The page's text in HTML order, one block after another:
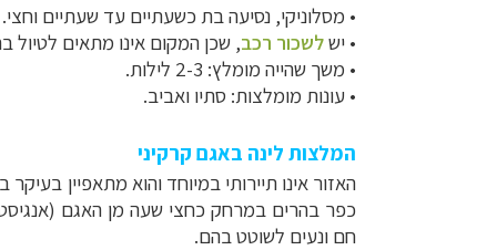
• מסלוניקי, נסיעה בת כשעתיים עד שעתיים וחצי.
• ישלשכור רכב, שכן המקום אינו מתאים לטיול
• משך שהייה מומלץ: 2-3 לילות.
• עונות מומלצות: סתיו ואביב.
המלצות לינה באגם קרקיני
האזור אינו תיירותי במיוחד והוא מתאפיין
כפר בהרים במרחק כחצי שעה מן האגם
חם ונעים לשוטט בהם.